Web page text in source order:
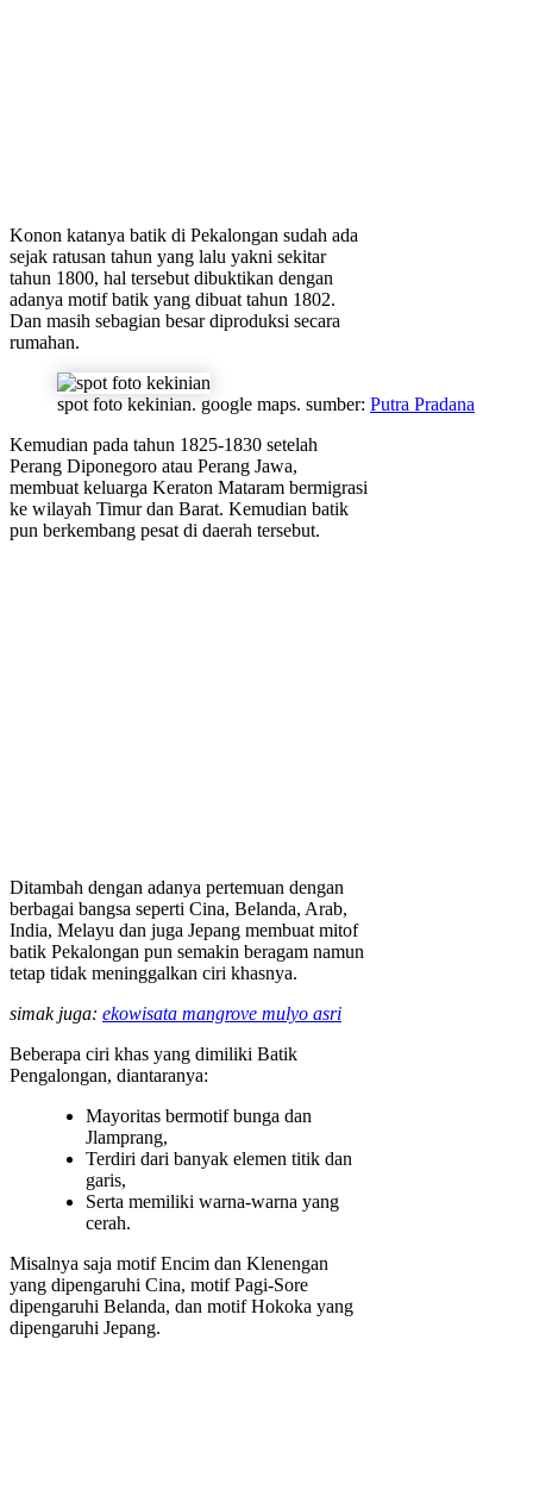
Konon katanya batik di Pekalongan sudah ada
sejak ratusan tahun yang lalu yakni sekitar
tahun 1800, hal tersebut dibuktikan dengan
adanya motif batik yang dibuat tahun 1802.
Dan masih sebagian besar diproduksi secara
rumahan.
spot foto kekinian. google maps. sumber: Putra Pradana
Kemudian pada tahun 1825-1830 setelah
Perang Diponegoro atau Perang Jawa,
membuat keluarga Keraton Mataram bermigrasi
ke wilayah Timur dan Barat. Kemudian batik
pun berkembang pesat di daerah tersebut.
Ditambah dengan adanya pertemuan dengan
berbagai bangsa seperti Cina, Belanda, Arab,
India, Melayu dan juga Jepang membuat mitof
batik Pekalongan pun semakin beragam namun
tetap tidak meninggalkan ciri khasnya.
simak juga: ekowisata mangrove mulyo asri
Beberapa ciri khas yang dimiliki Batik
Pengalongan, diantaranya:
Mayoritas bermotif bunga dan
Jlamprang,
Terdiri dari banyak elemen titik dan
garis,
Serta memiliki warna-warna yang
cerah.
Misalnya saja motif Encim dan Klenengan
yang dipengaruhi Cina, motif Pagi-Sore
dipengaruhi Belanda, dan motif Hokoka yang
dipengaruhi Jepang.